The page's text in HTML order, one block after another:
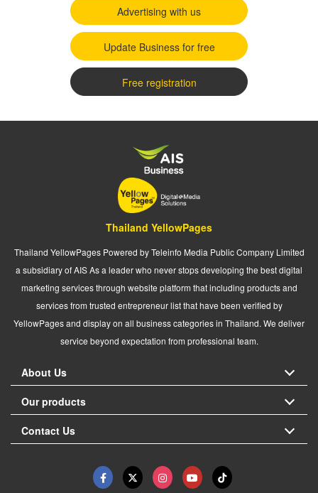
Advertising with us
Update Business for free
Free registration
Thailand YellowPages
Thailand YellowPages Powered by Teleinfo Media Public Company Limited
a subsidiary of AIS As a leader who never stops developing the best digital
marketing services through website platform that including products and
services from trusted entrepreneur list that have been verified by
YellowPages and display on all business categories in Thailand. We deliver
service beyond expectation from professional team.
About Us
Our products
Contact Us